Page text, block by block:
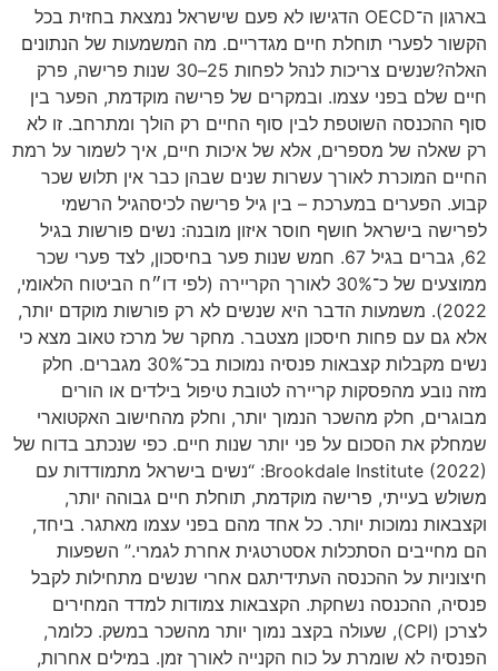
בארגון ה־OECD הדגישו לא פעם שישראל נמצאת בחזית בכל
הקשור לפערי תוחלת חיים מגדריים. מה המשמעות של הנתונים
האלה?שנשים צריכות לנהל לפחות 25–30 שנות פרישה, פרק
חיים שלם בפני עצמו. ובמקרים של פרישה מוקדמת, הפער בין
סוף ההכנסה השוטפת לבין סוף החיים רק הולך ומתרחב. זו לא
רק שאלה של מספרים, אלא של איכות חיים, איך לשמור על רמת
החיים המוכרת לאורך עשרות שנים שבהן כבר אין תלוש שכר
קבוע. הפערים במערכת – בין גיל פרישה לכיסהגיל הרשמי
לפרישה בישראל חושף חוסר איזון מובנה: נשים פורשות בגיל
62, גברים בגיל 67. חמש שנות פער בחיסכון, לצד פערי שכר
ממוצעים של כ־30% לאורך הקריירה (לפי דו״ח הביטוח הלאומי,
2022). משמעות הדבר היא שנשים לא רק פורשות מוקדם יותר,
אלא גם עם פחות חיסכון מצטבר. מחקר של מרכז טאוב מצא כי
נשים מקבלות קצבאות פנסיה נמוכות בכ־30% מגברים. חלק
מזה נובע מהפסקות קריירה לטובת טיפול בילדים או הורים
מבוגרים, חלק מהשכר הנמוך יותר, וחלק מהחישוב האקטוארי
שמחלק את הסכום על פני יותר שנות חיים. כפי שנכתב בדוח של
Brookdale Institute (2022): “נשים בישראל מתמודדות עם
משולש בעייתי, פרישה מוקדמת, תוחלת חיים גבוהה יותר,
וקצבאות נמוכות יותר. כל אחד מהם בפני עצמו מאתגר. ביחד,
הם מחייבים הסתכלות אסטרטגית אחרת לגמרי.” השפעות
חיצוניות על ההכנסה העתידיתגם אחרי שנשים מתחילות לקבל
פנסיה, ההכנסה נשחקת. הקצבאות צמודות למדד המחירים
לצרכן (CPI), שעולה בקצב נמוך יותר מהשכר במשק. כלומר,
הפנסיה לא שומרת על כוח הקנייה לאורך זמן. במילים אחרות,